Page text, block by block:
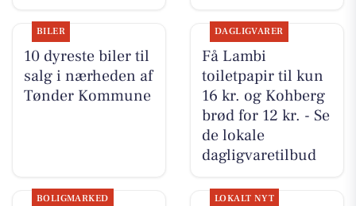
BILER
10 dyreste biler til
salg i nærheden af
Tønder Kommune
DAGLIGVARER
Få Lambi
toiletpapir til kun
16 kr. og Kohberg
brød for 12 kr. - Se
de lokale
dagligvaretilbud
BOLIGMARKED LOKALT NYT